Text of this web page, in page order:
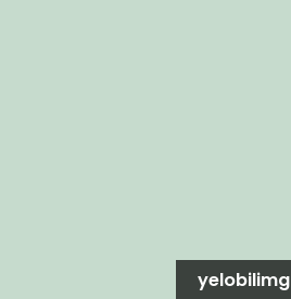
yelobilimg